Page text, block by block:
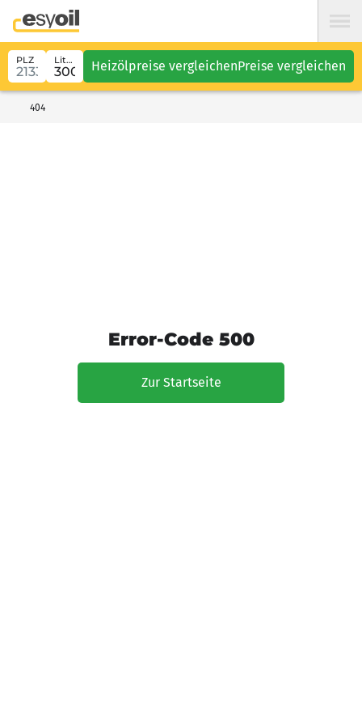
PLZ Liter Heizölpreise vergleichenPreise vergleichen
404
Error-Code 500
Zur Startseite